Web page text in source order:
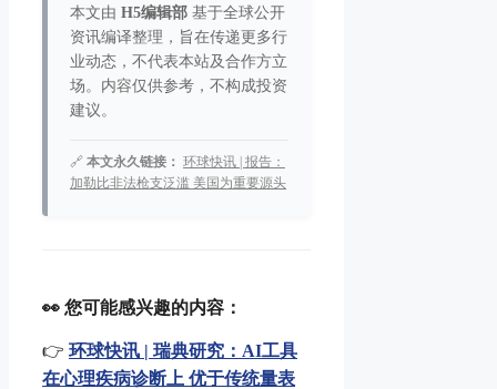
本文由 H5编辑部 基于全球公开
资讯编译整理，旨在传递更多行
业动态，不代表本站及合作方立
场。内容仅供参考，不构成投资
建议。
🔗 本文永久链接： 环球快讯 | 报告：
加勒比非法枪支泛滥 美国为重要源头
👀 您可能感兴趣的内容：
👉 环球快讯 | 瑞典研究：AI工具
在心理疾病诊断上 优于传统量表